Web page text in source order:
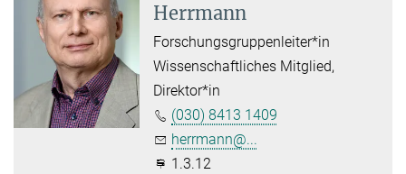
Herrmann
Forschungsgruppenleiter*in
Wissenschaftliches Mitglied,
Direktor*in
(030) 8413 1409
herrmann@...
1.3.12